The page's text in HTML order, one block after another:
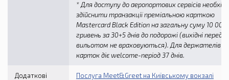
* Для доступу до аеропортових сервісів
здійснити транзакції преміальною карткою
Mastercard Black Edition на загальну суму 10 000
гривень за 30+5 днів до подорожі (вихідні перед
вильотом не враховуються). Для держателів
карток діє welcome-період 37 днів.
Додаткові
Послуга Meet&Greet на Київському вокзалі